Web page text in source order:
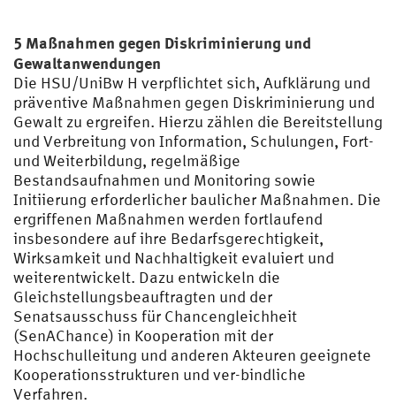
5 Maßnahmen gegen Diskriminierung und
Gewaltanwendungen
Die HSU/UniBw H verpflichtet sich, Aufklärung und
präventive Maßnahmen gegen Diskriminierung und
Gewalt zu ergreifen. Hierzu zählen die Bereitstellung
und Verbreitung von Information, Schulungen, Fort-
und Weiterbildung, regelmäßige
Bestandsaufnahmen und Monitoring sowie
Initiierung erforderlicher baulicher Maßnahmen. Die
ergriffenen Maßnahmen werden fortlaufend
insbesondere auf ihre Bedarfsgerechtigkeit,
Wirksamkeit und Nachhaltigkeit evaluiert und
weiterentwickelt. Dazu entwickeln die
Gleichstellungsbeauftragten und der
Senatsausschuss für Chancengleichheit
(SenAChance) in Kooperation mit der
Hochschulleitung und anderen Akteuren geeignete
Kooperationsstrukturen und ver-bindliche
Verfahren.